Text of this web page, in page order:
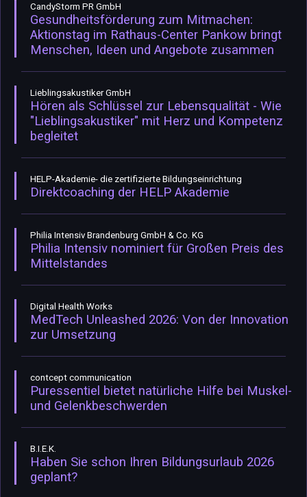
CandyStorm PR GmbH
Gesundheitsförderung zum Mitmachen:
Aktionstag im Rathaus-Center Pankow bringt
Menschen, Ideen und Angebote zusammen
Lieblingsakustiker GmbH
Hören als Schlüssel zur Lebensqualität - Wie
"Lieblingsakustiker" mit Herz und Kompetenz
begleitet
HELP-Akademie- die zertifizierte Bildungseinrichtung
Direktcoaching der HELP Akademie
Philia Intensiv Brandenburg GmbH & Co. KG
Philia Intensiv nominiert für Großen Preis des
Mittelstandes
Digital Health Works
MedTech Unleashed 2026: Von der Innovation
zur Umsetzung
contcept communication
Puressentiel bietet natürliche Hilfe bei Muskel-
und Gelenkbeschwerden
B.I.E.K.
Haben Sie schon Ihren Bildungsurlaub 2026
geplant?